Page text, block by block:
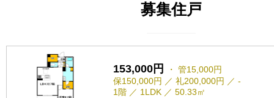
募集住戸
153,000円
・ 管15,000円
保150,000円 ／ 礼200,000円 ／ -
1階 ／ 1LDK ／ 50.33㎡